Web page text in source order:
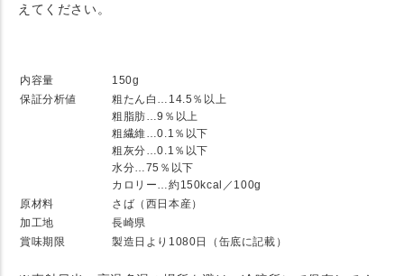
えてください。
内容量
150g
保証分析値
粗たん白…14.5％以上
粗脂肪…9％以上
粗繊維…0.1％以下
粗灰分…0.1％以下
水分…75％以下
カロリー…約150kcal／100g
原材料
さば（西日本産）
加工地
長崎県
賞味期限
製造日より1080日（缶底に記載）